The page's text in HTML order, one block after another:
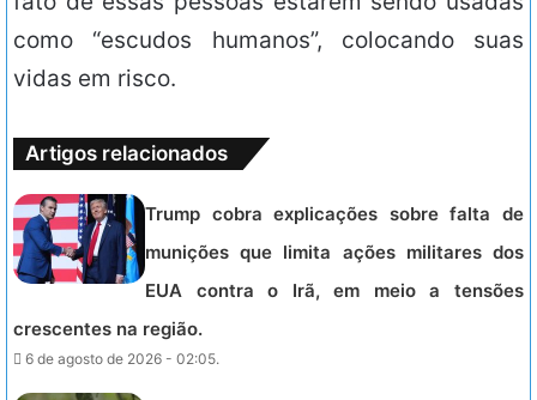
como “escudos humanos”, colocando suas
vidas em risco.
Artigos relacionados
Trump cobra explicações sobre falta de
munições que limita ações militares dos
EUA contra o Irã, em meio a tensões
crescentes na região.
6 de agosto de 2026 - 02:05.